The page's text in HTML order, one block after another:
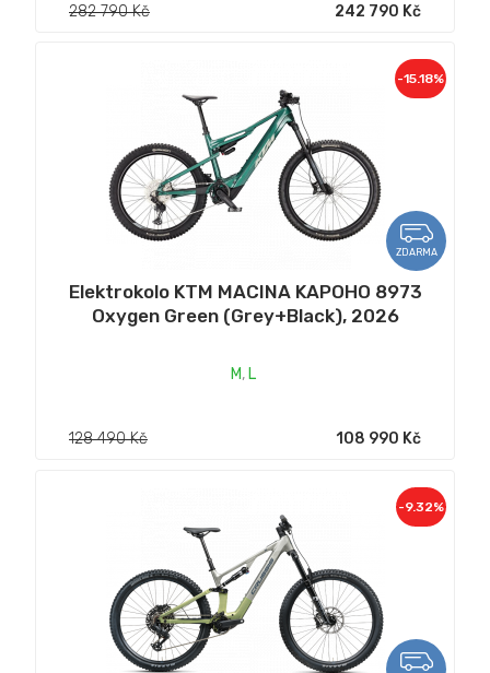
282 790 Kč 242 790 Kč
ZDARMA
-15.18%
Elektrokolo KTM MACINA KAPOHO 8973
Oxygen Green (Grey+Black), 2026
M,L
128 490 Kč 108 990 Kč
-9.32%